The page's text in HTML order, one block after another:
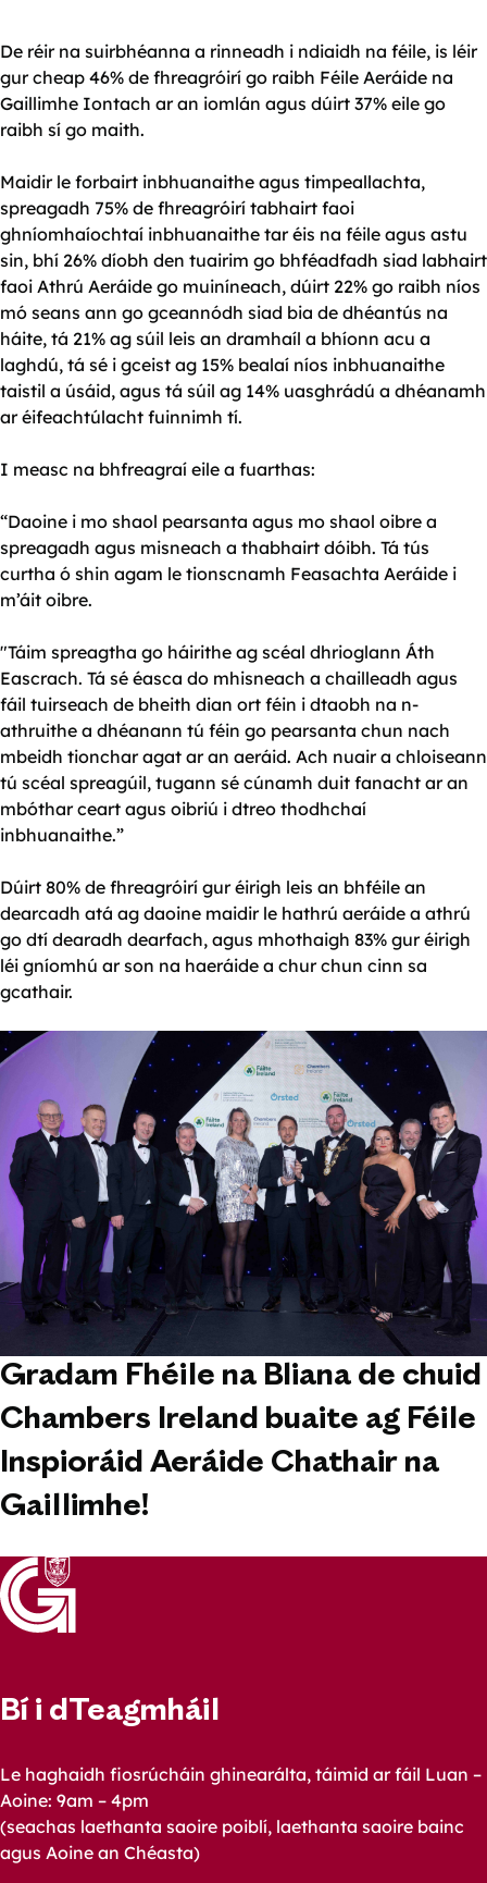
De réir na suirbhéanna a rinneadh i ndiaidh na féile, is léir
gur cheap 46% de fhreagróirí go raibh Féile Aeráide na
Gaillimhe Iontach ar an iomlán agus dúirt 37% eile go
raibh sí go maith.
Maidir le forbairt inbhuanaithe agus timpeallachta,
spreagadh 75% de fhreagróirí tabhairt faoi
ghníomhaíochtaí inbhuanaithe tar éis na féile agus astu
sin, bhí 26% díobh den tuairim go bhféadfadh siad labhairt
faoi Athrú Aeráide go muiníneach, dúirt 22% go raibh níos
mó seans ann go gceannódh siad bia de dhéantús na
háite, tá 21% ag súil leis an dramhaíl a bhíonn acu a
laghdú, tá sé i gceist ag 15% bealaí níos inbhuanaithe
taistil a úsáid, agus tá súil ag 14% uasghrádú a dhéanamh
ar éifeachtúlacht fuinnimh tí.
I measc na bhfreagraí eile a fuarthas:
“Daoine i mo shaol pearsanta agus mo shaol oibre a
spreagadh agus misneach a thabhairt dóibh. Tá tús
curtha ó shin agam le tionscnamh Feasachta Aeráide i
m’áit oibre.
"Táim spreagtha go háirithe ag scéal dhrioglann Áth
Eascrach. Tá sé éasca do mhisneach a chailleadh agus
fáil tuirseach de bheith dian ort féin i dtaobh na n-
athruithe a dhéanann tú féin go pearsanta chun nach
mbeidh tionchar agat ar an aeráid. Ach nuair a chloiseann
tú scéal spreagúil, tugann sé cúnamh duit fanacht ar an
mbóthar ceart agus oibriú i dtreo thodhchaí
inbhuanaithe.”
Dúirt 80% de fhreagróirí gur éirigh leis an bhféile an
dearcadh atá ag daoine maidir le hathrú aeráide a athrú
go dtí dearadh dearfach, agus mhothaigh 83% gur éirigh
léi gníomhú ar son na haeráide a chur chun cinn sa
gcathair.
Gradam Fhéile na Bliana de chuid
Chambers Ireland buaite ag Féile
Inspioráid Aeráide Chathair na
Gaillimhe!
Bí i dTeagmháil
Le haghaidh fiosrúcháin ghinearálta, táimid ar fáil Luan –
Aoine: 9am – 4pm
(seachas laethanta saoire poiblí, laethanta saoire bainc
agus Aoine an Chéasta)